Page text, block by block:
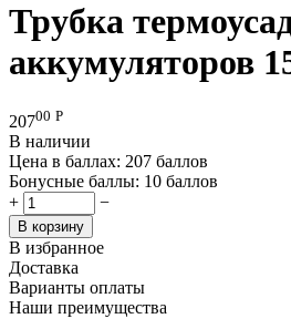
Трубка
аккумуляторов
20700 Р
В наличии
Цена в баллах: 207 баллов
Бонусные баллы: 10 баллов
+
−
В корзину
В избранное
Доставка
Варианты оплаты
Наши преимущества